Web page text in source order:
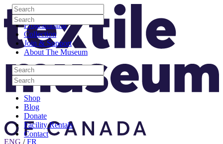
Skip to content
Visit
Programming
Collection
Join & Support
About The Museum
Search
Search
Search
Search
Shop
Blog
Donate
Facility Rentals
Contact
Search
Search
Search
Search
Site Logo
ENG /FR